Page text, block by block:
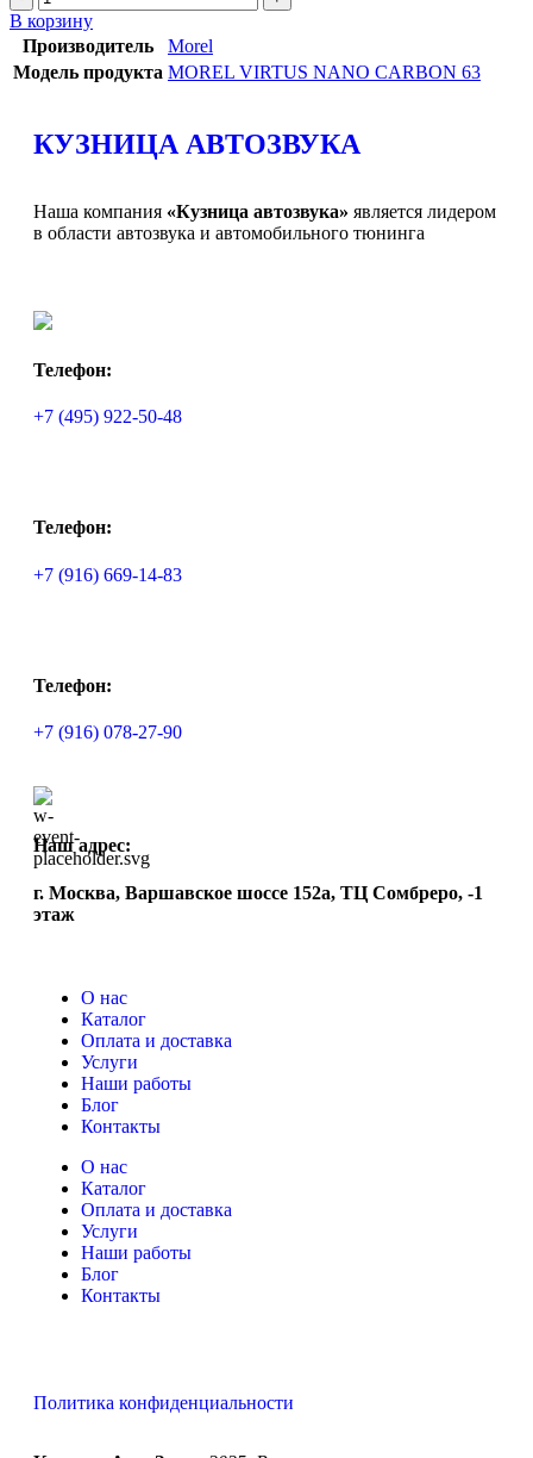
В корзину
Производитель
Morel
Модель продукта MOREL VIRTUS NANO CARBON 63
КУЗНИЦА АВТОЗВУКА
Наша компания «Кузница автозвука» является лидером
в области автозвука и автомобильного тюнинга
Телефон:
+7 (495) 922-50-48
Телефон:
+7 (916) 669-14-83
Телефон:
+7 (916) 078-27-90
Наш адрес:
г. Москва, Варшавское шоссе 152а, ТЦ Сомбреро, -1
этаж
О нас
Каталог
Оплата и доставка
Услуги
Наши работы
Блог
Контакты
О нас
Каталог
Оплата и доставка
Услуги
Наши работы
Блог
Контакты
Политика конфиденциальности